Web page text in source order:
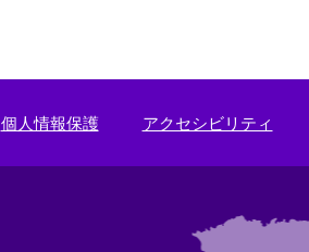
個人情報保護 アクセシビリティ